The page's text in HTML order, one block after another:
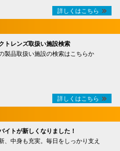
詳しくはこちら
トレンズ取扱い施設検索
製品取扱い施設の検索はこちらか
詳しくはこちら
イトが新しくなりました！
、中身も充実。毎日をしっかり支え